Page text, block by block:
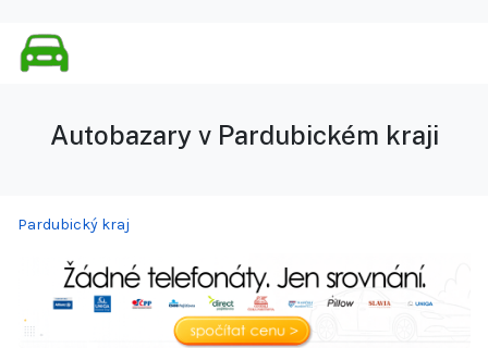
Autobazary v Pardubickém kraji
Pardubický kraj